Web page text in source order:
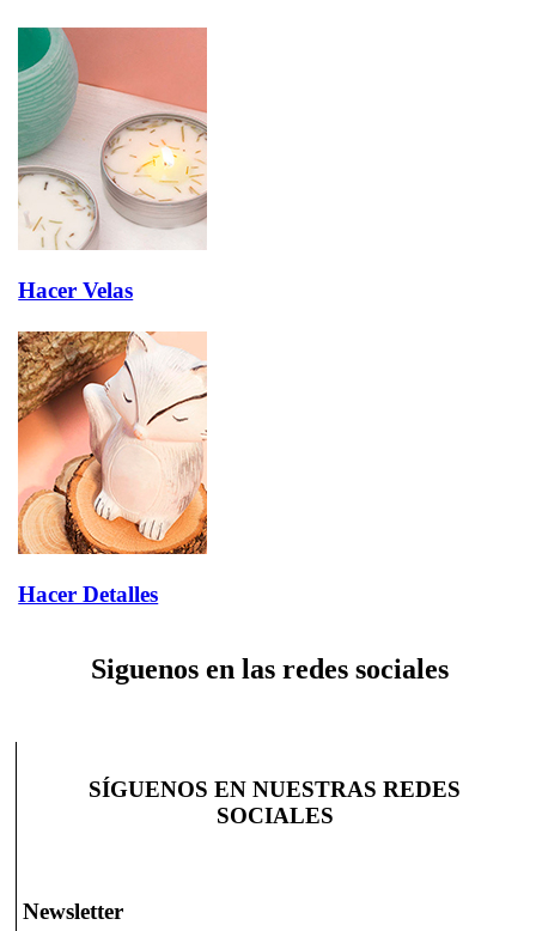
Hacer Velas
Hacer Detalles
Siguenos en las redes sociales
SÍGUENOS EN NUESTRAS REDES
SOCIALES
Newsletter